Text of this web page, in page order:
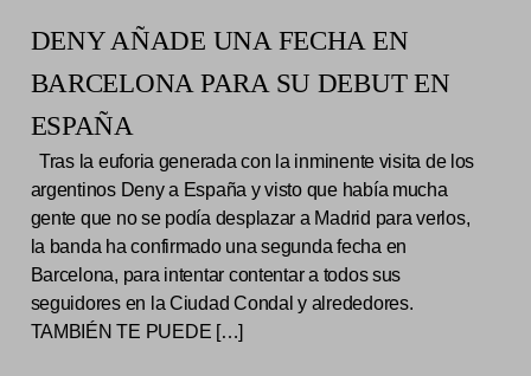
DENY AÑADE UNA FECHA EN
BARCELONA PARA SU DEBUT EN
ESPAÑA
Tras la euforia generada con la inminente visita de los
argentinos Deny a España y visto que había mucha
gente que no se podía desplazar a Madrid para verlos,
la banda ha confirmado una segunda fecha en
Barcelona, para intentar contentar a todos sus
seguidores en la Ciudad Condal y alrededores.
TAMBIÉN TE PUEDE […]